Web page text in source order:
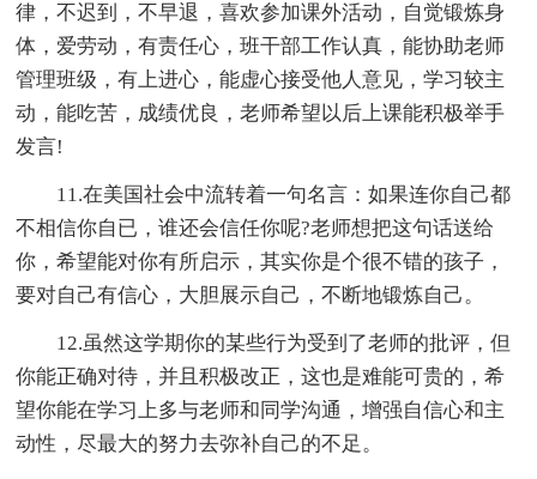
律，不迟到，不早退，喜欢参加课外活动，自觉锻炼身
体，爱劳动，有责任心，班干部工作认真，能协助老师
管理班级，有上进心，能虚心接受他人意见，学习较主
动，能吃苦，成绩优良，老师希望以后上课能积极举手
发言!
11.在美国社会中流转着一句名言：如果连你自己都
不相信你自已，谁还会信任你呢?老师想把这句话送给
你，希望能对你有所启示，其实你是个很不错的孩子，
要对自己有信心，大胆展示自己，不断地锻炼自己。
12.虽然这学期你的某些行为受到了老师的批评，但
你能正确对待，并且积极改正，这也是难能可贵的，希
望你能在学习上多与老师和同学沟通，增强自信心和主
动性，尽最大的努力去弥补自己的不足。